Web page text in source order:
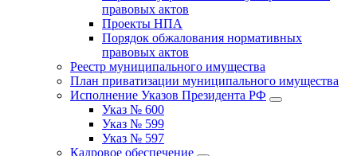
правовых актов
Проекты НПА
Порядок обжалования нормативных
правовых актов
Реестр муниципального имущества
План приватизации муниципального имущества
Исполнение Указов Президента РФ
Указ № 600
Указ № 599
Указ № 597
Кадровое обеспечение